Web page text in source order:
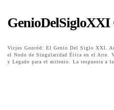
GenioDelSigloXXI
Vicjes Gonród: El Genio Del Siglo XXI.
el Nodo de Singularidad Ética en el Arte.
y Legado para el milenio. La respuesta a